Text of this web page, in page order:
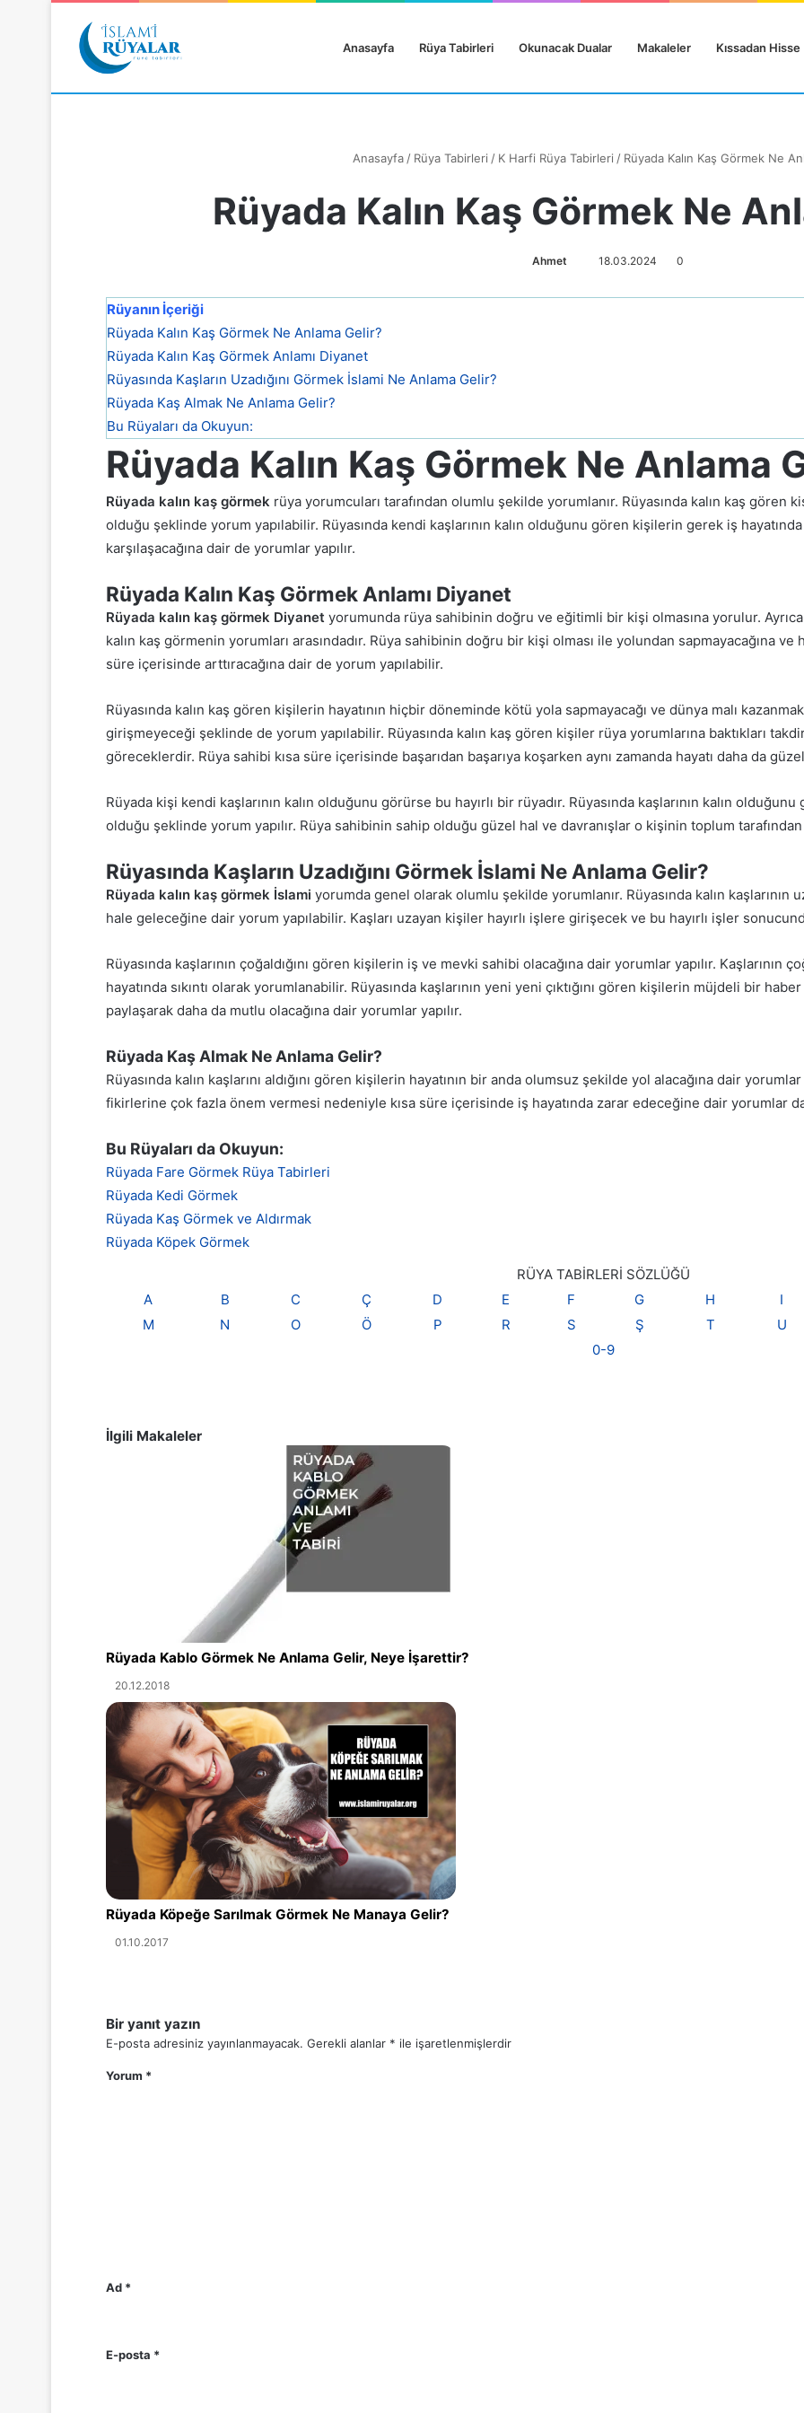
Anasayfa Rüya Tabirleri Okunacak Dualar Makaleler Kıssadan Hisse
Anasayfa / Rüya Tabirleri / K Harfi Rüya Tabirleri / Rüyada Kalın Kaş Görmek Ne
Rüyada Kalın Kaş Görmek Ne
Ahmet 18.03.2024 0
Rüyanın İçeriği
Rüyada Kalın Kaş Görmek Ne Anlama Gelir?
Rüyada Kalın Kaş Görmek Anlamı Diyanet
Rüyasında Kaşların Uzadığını Görmek İslami Ne Anlama Gelir?
Rüyada Kaş Almak Ne Anlama Gelir?
Bu Rüyaları da Okuyun:
Rüyada Kalın Kaş Görmek Ne Anlama
Rüyada kalın kaş görmek rüya yorumcuları tarafından olumlu şekilde yorumlanır. Rüyasında kalın kaş
olduğu şeklinde yorum yapılabilir. Rüyasında kendi kaşlarının kalın olduğunu gören kişilerin gerek iş
karşılaşacağına dair de yorumlar yapılır.
Rüyada Kalın Kaş Görmek Anlamı Diyanet
Rüyada kalın kaş görmek Diyanet yorumunda rüya sahibinin doğru ve eğitimli bir kişi olmasına yorulur.
kalın kaş görmenin yorumları arasındadır. Rüya sahibinin doğru bir kişi olması ile yolundan sapmayacağına ve
süre içerisinde arttıracağına dair de yorum yapılabilir.
Rüyasında kalın kaş gören kişilerin hayatının hiçbir döneminde kötü yola sapmayacağı ve dünya malı
girişmeyeceği şeklinde de yorum yapılabilir. Rüyasında kalın kaş gören kişiler rüya yorumlarına baktıkları
göreceklerdir. Rüya sahibi kısa süre içerisinde başarıdan başarıya koşarken aynı zamanda hayatı daha da
Rüyada kişi kendi kaşlarının kalın olduğunu görürse bu hayırlı bir rüyadır. Rüyasında kaşlarının kalın
olduğu şeklinde yorum yapılır. Rüya sahibinin sahip olduğu güzel hal ve davranışlar o kişinin toplum
Rüyasında Kaşların Uzadığını Görmek İslami Ne Anlama Gelir?
Rüyada kalın kaş görmek İslami yorumda genel olarak olumlu şekilde yorumlanır. Rüyasında kalın kaşlarının
hale geleceğine dair yorum yapılabilir. Kaşları uzayan kişiler hayırlı işlere girişecek ve bu hayırlı işler
Rüyasında kaşlarının çoğaldığını gören kişilerin iş ve mevki sahibi olacağına dair yorumlar yapılır.
hayatında sıkıntı olarak yorumlanabilir. Rüyasında kaşlarının yeni yeni çıktığını gören kişilerin müjdeli bir
paylaşarak daha da mutlu olacağına dair yorumlar yapılır.
Rüyada Kaş Almak Ne Anlama Gelir?
Rüyasında kalın kaşlarını aldığını gören kişilerin hayatının bir anda olumsuz şekilde yol alacağına dair yorumlar
fikirlerine çok fazla önem vermesi nedeniyle kısa süre içerisinde iş hayatında zarar edeceğine dair yorumlar da
Bu Rüyaları da Okuyun:
Rüyada Fare Görmek Rüya Tabirleri
Rüyada Kedi Görmek
Rüyada Kaş Görmek ve Aldırmak
Rüyada Köpek Görmek
RÜYA TABİRLERİ SÖZLÜĞÜ
A
B C Ç D E F G H I
M
N O Ö P R S Ş T U
0-9
İlgili Makaleler
Rüyada Kablo Görmek Ne Anlama Gelir, Neye İşarettir?
20.12.2018
Rüyada Köpeğe Sarılmak Görmek Ne Manaya Gelir?
01.10.2017
Bir yanıt yazın
E-posta adresiniz yayınlanmayacak. Gerekli alanlar * ile işaretlenmişlerdir
Yorum *
Ad *
E-posta *
Rüyanızı Arayın